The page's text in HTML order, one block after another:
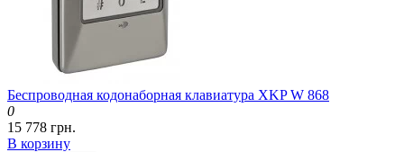
Беспроводная кодонаборная клавиатура XKP W 868
0
15 778 грн.
В корзину